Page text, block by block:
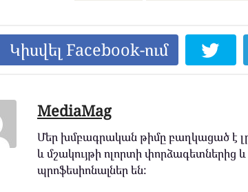
Կիսվել Facebook-ում
MediaMag
Մեր խմբագրական թիմը բաղկացած է
և մշակույթի ոլորտի փորձագետներից և
պրոֆեսիոնալներ են: